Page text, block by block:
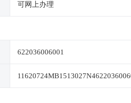
可网上办理
622036006001